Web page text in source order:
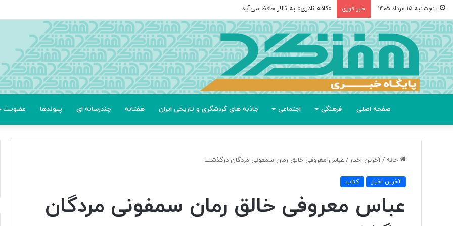
پنج‌شنبه ۱۵ مرداد ۱۴۰۵ خبر فوری «کافه نادری» به تالار حافظ می‌آید
صفحه اصلی فرهنگی اجتماعی جاذبه های گردشگری و تاریخی ایران هفتانه چندرسانه ای پیوندها عضویت
خانه /آخرین اخبار / عباس معروفی خالق رمان سمفونی مردگان درگذشت
آخرین اخبار کتاب
عباس معروفی خالق رمان سمفونی مردگان